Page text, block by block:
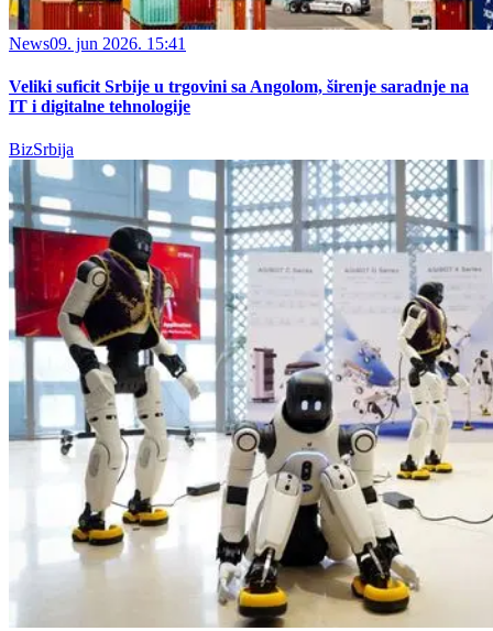
News09. jun 2026. 15:41
Veliki suficit Srbije u trgovini sa Angolom, širenje saradnje na
IT i digitalne tehnologije
BizSrbija